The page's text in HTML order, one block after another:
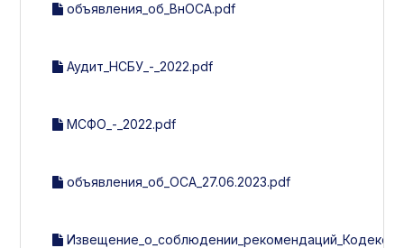
объявления_об_ВнОСА.pdf
Аудит_НСБУ_-_2022.pdf
МСФО_-_2022.pdf
объявления_об_ОСА_27.06.2023.pdf